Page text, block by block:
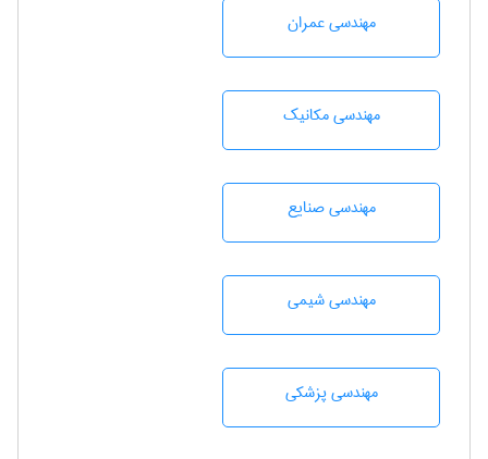
مهندسی عمران
مهندسی مکانیک
مهندسی صنايع
مهندسي شيمی
مهندسی پزشکی